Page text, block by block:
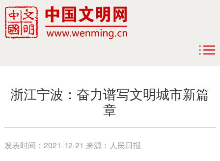
浙江宁波：奋力谱写文明城市新篇
章
发表时间： 2021-12-21 来源： 人民日报